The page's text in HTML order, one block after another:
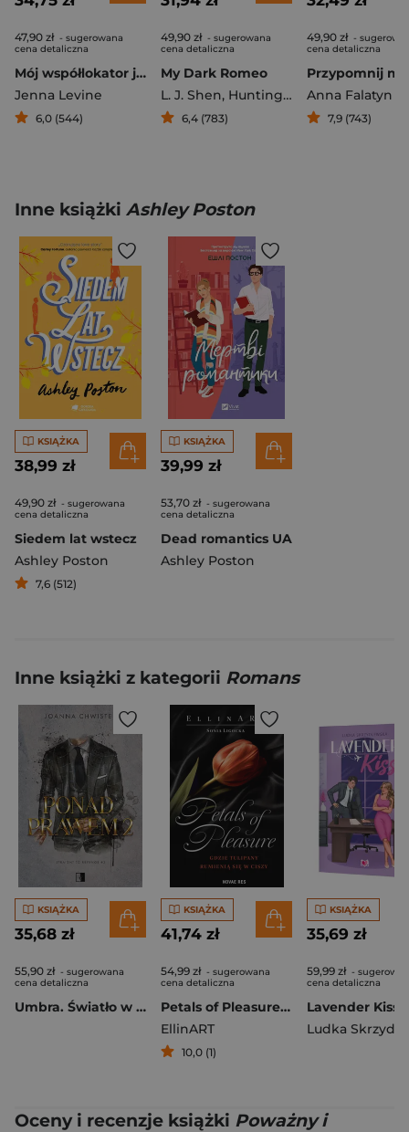
47,90 zł - sugerowana
cena detaliczna
Mój współlokator jest wampirem
Jenna Levine
6,0 (544)
49,90 zł - sugerowana
cena detaliczna
My Dark Romeo
L. J. Shen, Huntington Parker S.
6,4 (783)
49,90 zł -
cena detaliczna
Anna Falatyn
7,9 (743)
Inne książki Ashley Poston
KSIĄŻKA
38,99 zł
49,90 zł - sugerowana
cena detaliczna
Siedem lat wstecz
Ashley Poston
7,6 (512)
KSIĄŻKA
39,99 zł
53,70 zł - sugerowana
cena detaliczna
Dead romantics UA
Ashley Poston
Inne książki z kategorii Romans
KSIĄŻKA
35,68 zł
55,90 zł - sugerowana
cena detaliczna
Umbra. Światło w ciemności. Synowie Umbry. Tom 2
KSIĄŻKA
41,74 zł
54,99 zł - sugerowana
cena detaliczna
Petals of Pleasure. Gdzie tulipany rumienią się w ciszy
EllinART
10,0 (1)
KSIĄŻKA
35,69 zł
59,99 zł -
cena detaliczna
Oceny i recenzje książki Poważny i